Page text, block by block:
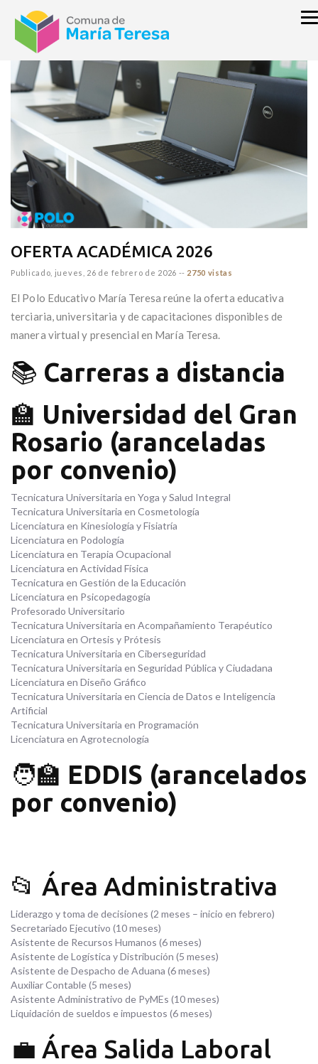
inicio GOBIERNO
OFERTA ACADÉMICA 2026
Publicado, jueves, 26 de febrero de 2026 -- 2750 vistas
El Polo Educativo María Teresa reúne la oferta educativa
terciaria, universitaria y de capacitaciones disponibles de
manera virtual y presencial en María Teresa.
📚 Carreras a distancia
🏫 Universidad del Gran
Rosario (aranceladas
por convenio)
Tecnicatura Universitaria en Yoga y Salud Integral
Tecnicatura Universitaria en Cosmetología
Licenciatura en Kinesiología y Fisiatría
Licenciatura en Podología
Licenciatura en Terapia Ocupacional
Licenciatura en Actividad Física
Tecnicatura en Gestión de la Educación
Licenciatura en Psicopedagogía
Profesorado Universitario
Tecnicatura Universitaria en Acompañamiento Terapéutico
Licenciatura en Ortesis y Prótesis
Tecnicatura Universitaria en Ciberseguridad
Tecnicatura Universitaria en Seguridad Pública y Ciudadana
Licenciatura en Diseño Gráfico
Tecnicatura Universitaria en Ciencia de Datos e Inteligencia
Artificial
Tecnicatura Universitaria en Programación
Licenciatura en Agrotecnología
🧑‍🏫 EDDIS (arancelados
por convenio)
📂 Área Administrativa
Liderazgo y toma de decisiones (2 meses – inicio en febrero)
Secretariado Ejecutivo (10 meses)
Asistente de Recursos Humanos (6 meses)
Asistente de Logística y Distribución (5 meses)
Asistente de Despacho de Aduana (6 meses)
Auxiliar Contable (5 meses)
Asistente Administrativo de PyMEs (10 meses)
Liquidación de sueldos e impuestos (6 meses)
💼 Área Salida Laboral